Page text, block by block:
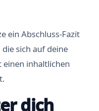
ein Abschluss-Fazit
sich auf deine
einen inhaltlichen
dich